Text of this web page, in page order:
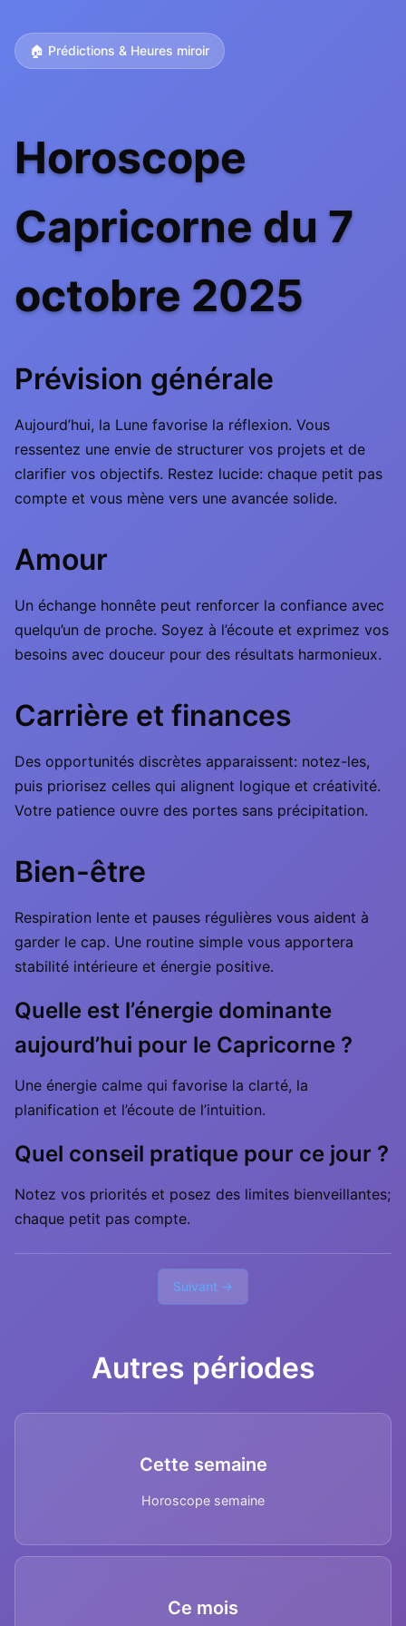
🏠 Prédictions & Heures miroir
Horoscope
Capricorne du 7
octobre 2025
Prévision générale
Aujourd’hui, la Lune favorise la réflexion. Vous
ressentez une envie de structurer vos projets et de
clarifier vos objectifs. Restez lucide: chaque petit pas
compte et vous mène vers une avancée solide.
Amour
Un échange honnête peut renforcer la confiance avec
quelqu’un de proche. Soyez à l’écoute et exprimez vos
besoins avec douceur pour des résultats harmonieux.
Carrière et finances
Des opportunités discrètes apparaissent: notez-les,
puis priorisez celles qui alignent logique et créativité.
Votre patience ouvre des portes sans précipitation.
Bien-être
Respiration lente et pauses régulières vous aident à
garder le cap. Une routine simple vous apportera
stabilité intérieure et énergie positive.
Quelle est l’énergie dominante
aujourd’hui pour le Capricorne ?
Une énergie calme qui favorise la clarté, la
planification et l’écoute de l’intuition.
Quel conseil pratique pour ce jour ?
Notez vos priorités et posez des limites bienveillantes;
chaque petit pas compte.
Suivant →
Autres périodes
Cette semaine
Horoscope semaine
Ce mois